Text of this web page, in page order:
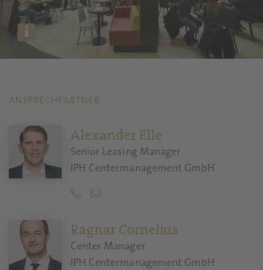
ANSPRECHPARTNER
Alexander Elle
Senior Leasing Manager
IPH Centermanagement GmbH
Ragnar Cornelius
Center Manager
IPH Centermanagement GmbH